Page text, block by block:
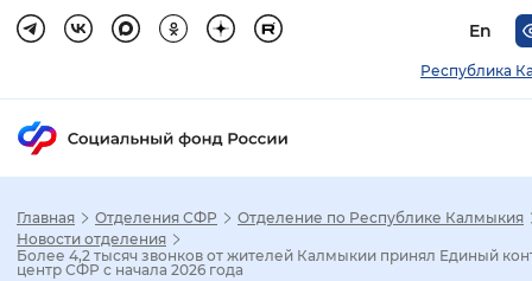
En
Республика
Главная Отделения СФР
Отделение по Республике Калмыкия
Новости отделения
Более 4,2 тысяч звонков от жителей Калмыкии принял Единый
центр СФР с начала 2026 года